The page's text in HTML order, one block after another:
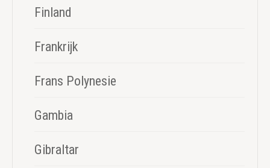
Finland
Frankrijk
Frans Polynesie
Gambia
Gibraltar